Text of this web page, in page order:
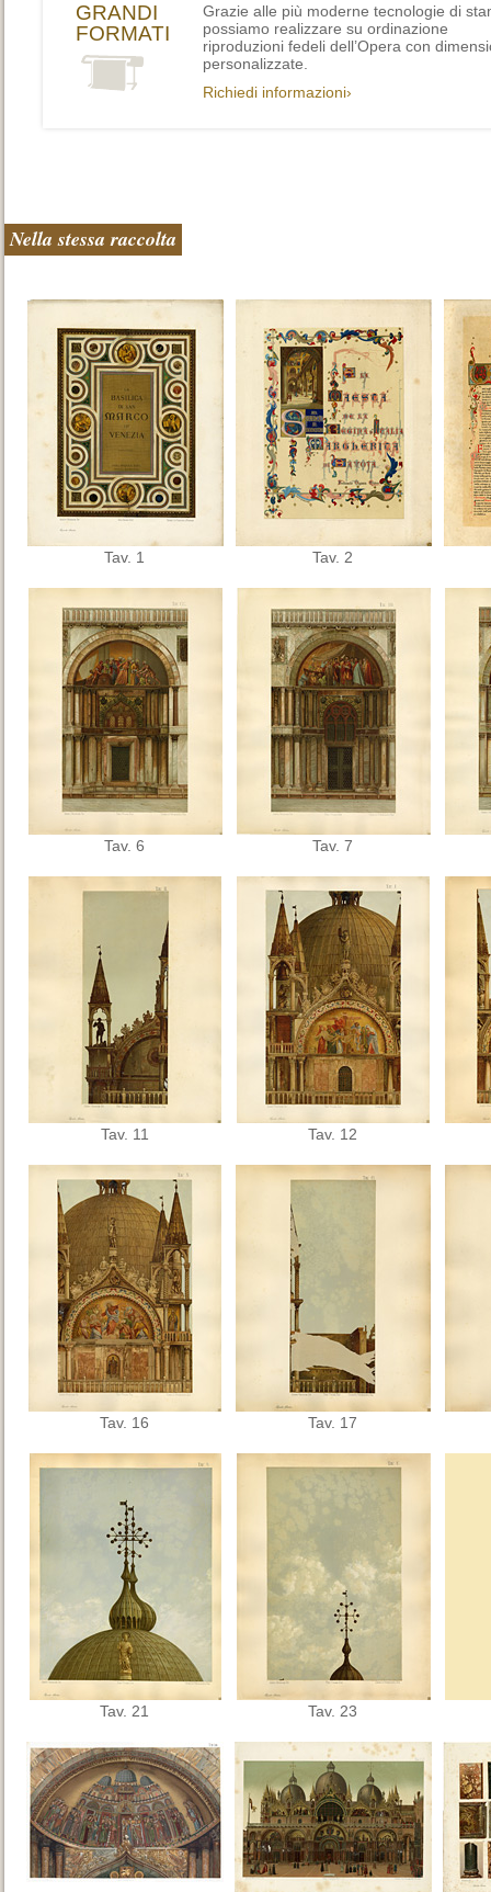
GRANDI
FORMATI
Grazie alle più moderne tecnologie di
possiamo realizzare su ordinazione
riproduzioni fedeli dell’Opera con
personalizzate.
Richiedi informazioni›
Nella stessa raccolta
Tav. 1 Tav. 2
Tav. 6 Tav. 7
Tav. 11 Tav. 12
Tav. 16 Tav. 17
Tav. 21 Tav. 23